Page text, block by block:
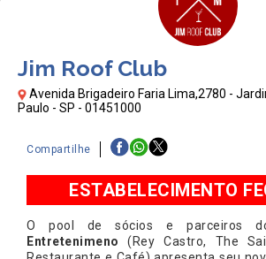
Jim Roof Club
Avenida Brigadeiro Faria Lima,2780 -
Paulo - SP - 01451000
Compartilhe
ESTABELECIMENTO
O pool de sócios e parceiros
Entretenimeno (Rey Castro, The